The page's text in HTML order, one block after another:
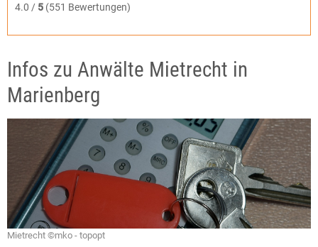
4.0 / 5 (551 Bewertungen)
Infos zu Anwälte Mietrecht in
Marienberg
Mietrecht ©mko - topopt